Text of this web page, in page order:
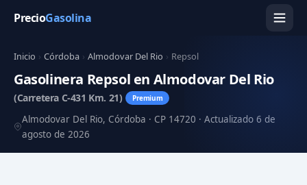
PrecioGasolina
Inicio › Córdoba › Almodovar Del Rio › Repsol
Gasolinera Repsol en Almodovar Del Rio
(Carretera C-431 Km. 21) Premium
Almodovar Del Rio, Córdoba · CP 14720 · Actualizado 6 de
agosto de 2026